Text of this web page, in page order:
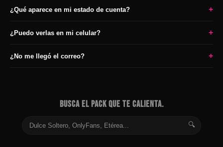
¿Qué aparece en mi estado de cuenta? +
¿Puedo verlas en mi celular? +
¿No me llegó el correo? +
BUSCA EL PACK QUE TE CALIENTA.
🔍